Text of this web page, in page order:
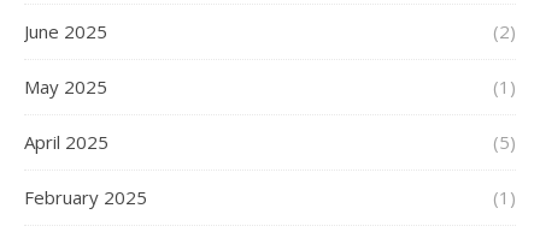
June 2025 (2)
May 2025 (1)
April 2025 (5)
February 2025 (1)